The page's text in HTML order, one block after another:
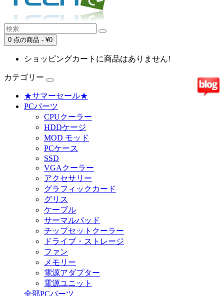
0 点の商品 - ¥0
ショッピングカートに商品はありません!
カテゴリー
★サマーセール★
PCパーツ
CPUクーラー
HDDケージ
MOD モッド
PCケース
SSD
VGAクーラー
アクセサリー
グラフィックカード
グリス
ケーブル
サーマルパッド
チップセットクーラー
ドライブ・ストレージ
ファン
メモリー
電源アダプター
電源ユニット
全部PCパーツ